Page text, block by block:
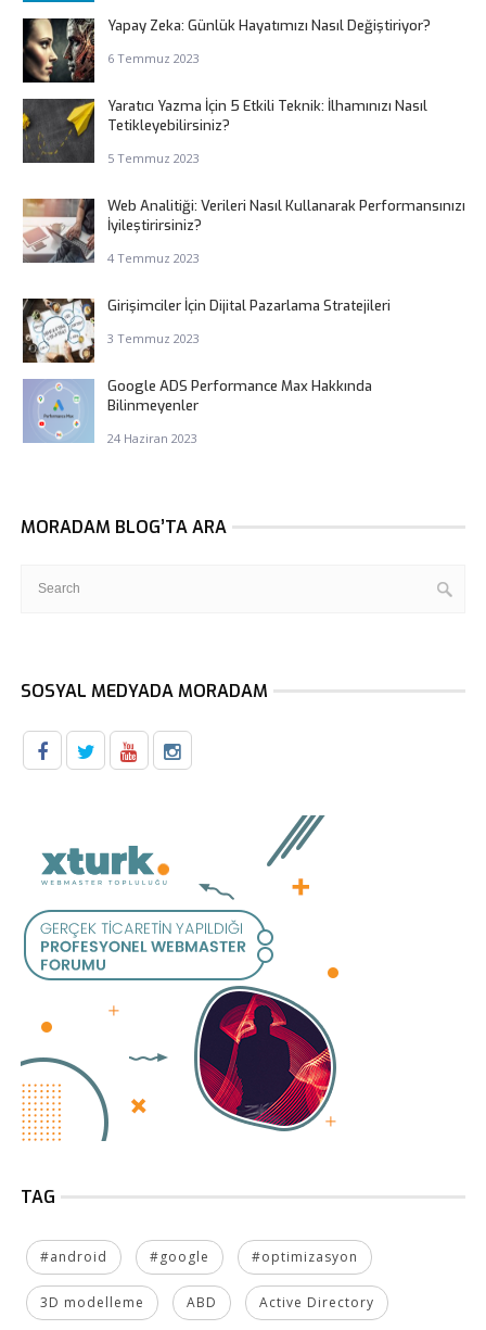
Yapay Zeka: Günlük Hayatımızı Nasıl Değiştiriyor?
6 Temmuz 2023
Yaratıcı Yazma İçin 5 Etkili Teknik: İlhamınızı Nasıl
Tetikleyebilirsiniz?
5 Temmuz 2023
Web Analitiği: Verileri Nasıl Kullanarak Performansınızı
İyileştirirsiniz?
4 Temmuz 2023
Girişimciler İçin Dijital Pazarlama Stratejileri
3 Temmuz 2023
Google ADS Performance Max Hakkında
Bilinmeyenler
24 Haziran 2023
MORADAM BLOG’TA ARA
SOSYAL MEDYADA MORADAM
TAG
#android #google #optimizasyon
3D modelleme ABD Active Directory